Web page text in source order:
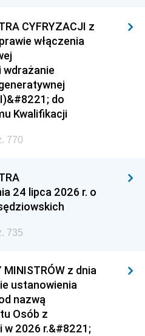
CYFRYZACJI z
włączenia
wdrażanie
do
Kwalifikacji
770
24 lipca 2026 r. o
735
MINISTRÓW z dnia
ustanowienia
nazwą
Osób z
w 2026 r.&#8221;